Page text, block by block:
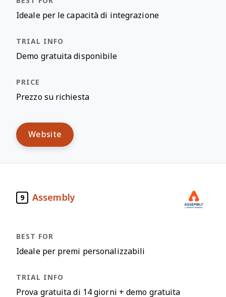
Ideale per le capacità di integrazione
Demo gratuita disponibile
Prezzo su richiesta
Website
9 Assembly
Ideale per premi personalizzabili
Prova gratuita di 14 giorni + demo gratuita